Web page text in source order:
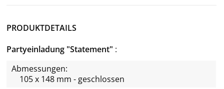
PRODUKTDETAILS
Partyeinladung "Statement"
Abmessungen:
105 x 148 mm - geschlossen